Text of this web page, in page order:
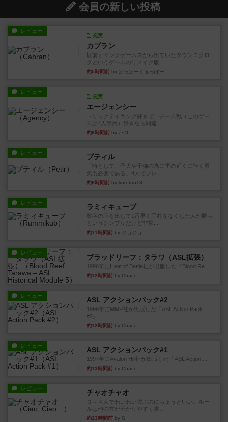
会員の新しい投稿
レビュー
充実
カブラン
以前オインクゲームスから出ていたタウンロクロ
クというゲームのリメイク版...
約5時間前 by ぽっぽーくるっぽー
レビュー
充実
エージェンシー
トリックテイキング好きで、チーム戦（このゲー
ムは4人専用）好きなら間違...
約8時間前 by ハロ
レビュー プティル
「時として、子犬や子猫の為に雷の近くに行く勇
気も必要である」4人でプレ...
約8時間前 by kurotan13
レビュー ラミィキューブ
数字の牌を出して1番早く手札をなくした人が勝ち
というシンプルだけど非常...
約11時間前 by ジョジョ
レビュー
ブラッドリーフ：タラワ（ASL拡張）
1996年にHeat of Battle社が出版した『Blood Re...
約12時間前 by Chaco
レビュー ASL アクションパック#2
1999年にMMP社が出版した『ASL Action Pack
#2』...
約12時間前 by Chaco
レビュー ASL アクションパック#1
1997年にAvalon Hill社が出版した『ASL Action ...
約13時間前 by Chaco
レビュー チャオチャオ
３～４人でわいわい遊ぶのにちょうどいい。ルー
ルは他の方が分かりやすく書...
約13時間前 by S